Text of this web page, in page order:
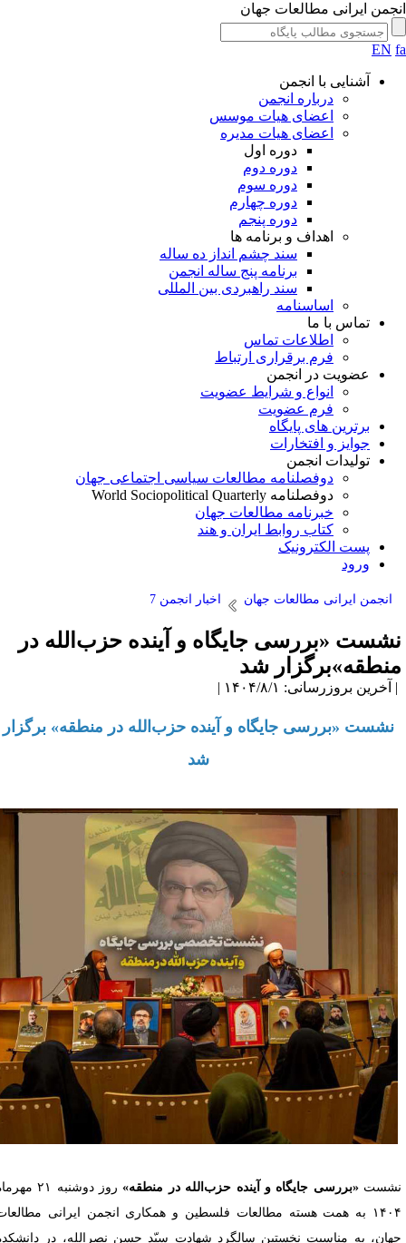
ایرانی مطالعات جهان
EN
آشنایی با انجمن
درباره انجمن
اعضای هیات موسس
اعضای هیات مدیره
دوره اول
دوره دوم
دوره سوم
دوره چهارم
دوره پنجم
اهداف و برنامه ها
سند چشم انداز ده ساله
برنامه پنج ساله انجمن
سند راهبردی بین المللی
اساسنامه
تماس با ما
اطلاعات تماس
فرم برقراری ارتباط
عضویت در انجمن
انواع و شرایط عضویت
فرم عضویت
برترین های پایگاه
جوایز و افتخارات
تولیدات انجمن
دوفصلنامه مطالعات سیاسی اجتماعی جهان
دوفصلنامه World Sociopolitical Quarterly
خبرنامه مطالعات جهان
کتاب روابط ایران و هند
پست الکترونیک
ورود
انجمن ایرانی مطالعات جهان اخبار انجمن 7
«بررسی جایگاه و آینده حزب‌الله در
شد
بروزرسانی: ۱۴۰۴/۸/۱ |
نشست «بررسی جایگاه و آینده حزب‌الله در منطقه» برگزار
شد
«بررسی جایگاه و آینده حزب‌الله در منطقه»
روز دوشنبه ۲۱ مهرماه
۱۴۰۴ به همت هسته مطالعات فلسطین و همکاری انجمن ایرانی مطالعات
به مناسبت نخستین سالگرد شهادت سیّد حسن نصرالله، در دانشکده